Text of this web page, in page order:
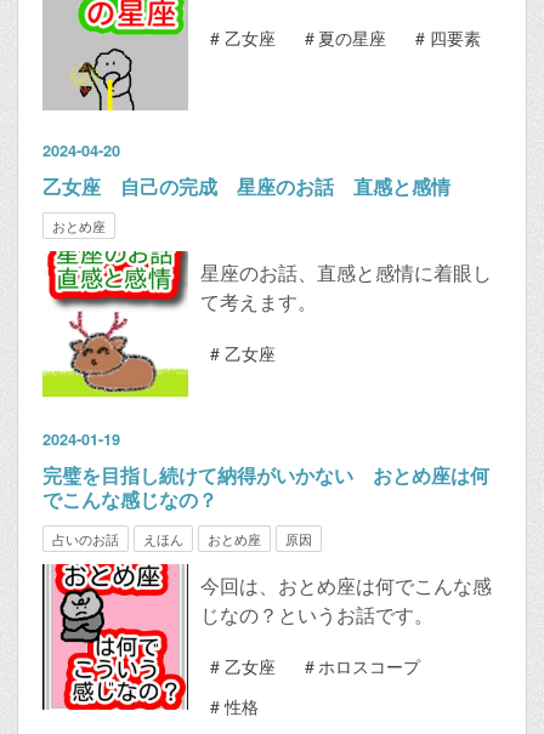
# 乙女座 # 夏の星座 # 四要素
2024-04-20
乙女座 自己の完成 星座のお話 直感と感情
おとめ座
星座のお話、直感と感情に着眼し
て考えます。
# 乙女座
2024-01-19
完璧を目指し続けて納得がいかない おとめ座は何
でこんな感じなの？
占いのお話 えほん おとめ座 原因
今回は、おとめ座は何でこんな感
じなの？というお話です。
# 乙女座 #ホロスコープ
#性格